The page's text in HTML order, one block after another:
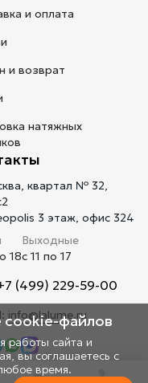
и оплата
и возврат
натяжных
квартал № 32,
3 этаж, офис 324
18
Выходные
с 11 по 17
(499) 229-59-00
info@lalume.ru
cookie-файлов
работы сайта и
вы соглашаетесь с
время.